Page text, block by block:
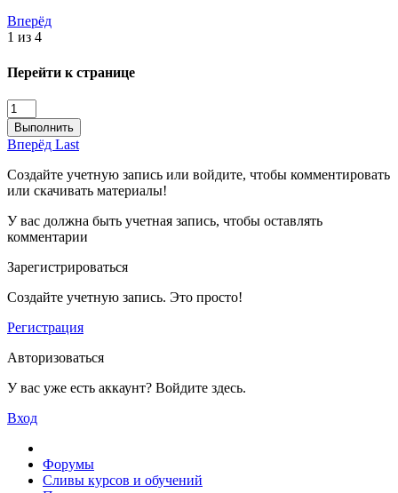
Вперёд
1 из 4
Перейти к странице
Выполнить
Вперёд Last
Создайте учетную запись или войдите, чтобы комментировать
или скачивать материалы!
У вас должна быть учетная запись, чтобы оставлять
комментарии
Зарегистрироваться
Создайте учетную запись. Это просто!
Регистрация
Авторизоваться
У вас уже есть аккаунт? Войдите здесь.
Вход
Форумы
Сливы курсов и обучений